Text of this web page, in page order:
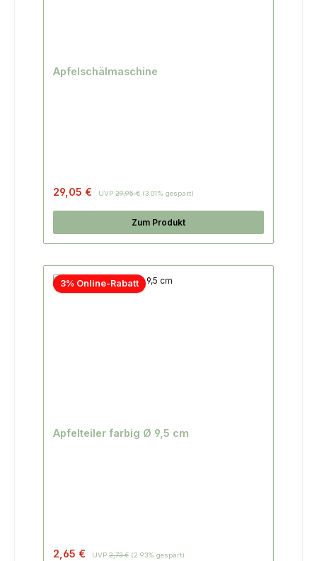
Apfelschälmaschine
29,05 € UVP 29,95 € (3.01% gespart)
Zum Produkt
3% Online-Rabatt
Apfelteiler farbig Ø 9,5 cm
2,65 € UVP 2,73 € (2.93% gespart)